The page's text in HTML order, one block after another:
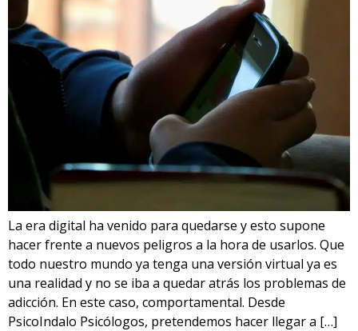
La era digital ha venido para quedarse y esto supone
hacer frente a nuevos peligros a la hora de usarlos. Que
todo nuestro mundo ya tenga una versión virtual ya es
una realidad y no se iba a quedar atrás los problemas de
adicción. En este caso, comportamental. Desde
PsicoIndalo Psicólogos, pretendemos hacer llegar a […]